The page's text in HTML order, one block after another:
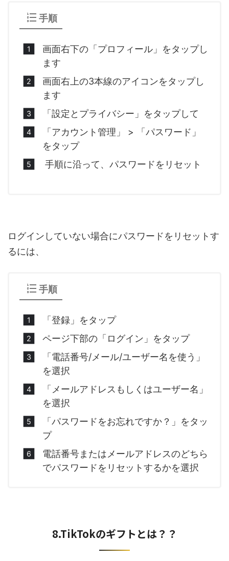
手順
画面右下の「プロフィール」をタップし
ます
画面右上の3本線のアイコンをタップし
ます
「設定とプライバシー」をタップして
「アカウント管理」 > 「パスワード」
をタップ
手順に沿って、パスワードをリセット
ログインしていない場合にパスワードをリセットす
るには、
手順
「登録」をタップ
ページ下部の「ログイン」をタップ
「電話番号/メール/ユーザー名を使う」
を選択
「メールアドレスもしくはユーザー名」
を選択
「パスワードをお忘れですか？」をタッ
プ
電話番号またはメールアドレスのどちら
でパスワードをリセットするかを選択
8.TikTokのギフトとは？？